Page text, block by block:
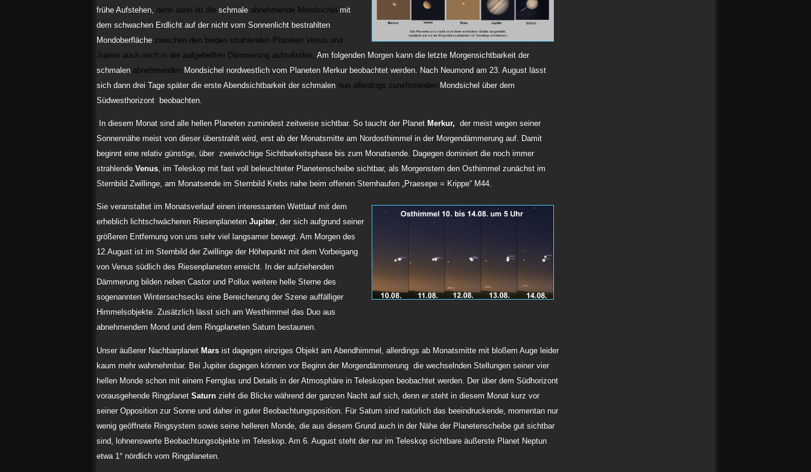
frühe Aufstehen, denn dann ist die schmale abnehmende Mondsichel mit
dem schwachen Erdlicht auf der nicht vom Sonnenlicht bestrahlten
Mondoberfläche zwischen den beiden strahlenden Planeten Venus und
Jupiter auch noch in der aufgehellten Dämmerung aufzufinden. Am folgenden Morgen kann die letzte Morgensichtbarkeit der
schmalen abnehmenden Mondsichel nordwestlich vom Planeten Merkur beobachtet werden. Nach Neumond am 23. August lässt
sich dann drei Tage später die erste Abendsichtbarkeit der schmalen nun allerdings zunehmenden Mondsichel über dem
Südwesthorizont beobachten.
In diesem Monat sind alle hellen Planeten zumindest zeitweise sichtbar. So taucht der Planet Merkur, der meist wegen seiner
Sonnennähe meist von dieser überstrahlt wird, erst ab der Monatsmitte am Nordosthimmel in der Morgendämmerung auf. Damit
beginnt eine relativ günstige, über zweiwöchige Sichtbarkeitsphase bis zum Monatsende. Dagegen dominiert die noch immer
strahlende Venus , im Teleskop mit fast voll beleuchteter Planetenscheibe sichtbar, als Morgenstern den Osthimmel zunächst im
Sternbild Zwillinge, am Monatsende im Sternbild Krebs nahe beim offenen Sternhaufen „Praesepe = Krippe“ M44.
Sie veranstaltet im Monatsverlauf einen interessanten Wettlauf mit dem
erheblich lichtschwächeren Riesenplaneten Jupiter, der sich aufgrund seiner
größeren Entfernung von uns sehr viel langsamer bewegt. Am Morgen des
12.August ist im Sternbild der Zwillinge der Höhepunkt mit dem Vorbeigang
von Venus südlich des Riesenplaneten erreicht. In der aufziehenden
Dämmerung bilden neben Castor und Pollux weitere helle Sterne des
sogenannten Wintersechsecks eine Bereicherung der Szene auffälliger
Himmelsobjekte. Zusätzlich lässt sich am Westhimmel das Duo aus
abnehmendem Mond und dem Ringplaneten Saturn bestaunen.
Unser äußerer Nachbarplanet Mars ist dagegen einziges Objekt am Abendhimmel, allerdings ab Monatsmitte mit bloßem Auge leider
kaum mehr wahrnehmbar. Bei Jupiter dagegen können vor Beginn der Morgendämmerung die wechselnden Stellungen seiner vier
hellen Monde schon mit einem Fernglas und Details in der Atmosphäre in Teleskopen beobachtet werden. Der über dem Südhorizont
vorausgehende Ringplanet Saturn zieht die Blicke während der ganzen Nacht auf sich, denn er steht in diesem Monat kurz vor
seiner Opposition zur Sonne und daher in guter Beobachtungsposition. Für Saturn sind natürlich das beeindruckende, momentan nur
wenig geöffnete Ringsystem sowie seine helleren Monde, die aus diesem Grund auch in der Nähe der Planetenscheibe gut sichtbar
sind, lohnenswerte Beobachtungsobjekte im Teleskop. Am 6. August steht der nur im Teleskop sichtbare äußerste Planet Neptun
etwa 1° nördlich vom Ringplaneten.